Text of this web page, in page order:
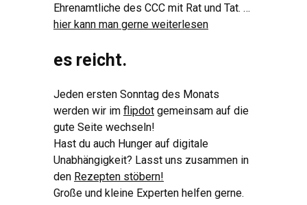
Ehrenamtliche des CCC mit Rat und Tat. …
hier kann man gerne weiterlesen
es reicht.
Jeden ersten Sonntag des Monats
werden wir im flipdot gemeinsam auf die
gute Seite wechseln!
Hast du auch Hunger auf digitale
Unabhängigkeit? Lasst uns zusammen in
den Rezepten stöbern!
Große und kleine Experten helfen gerne.